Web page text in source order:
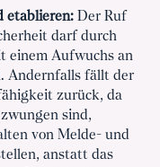
etablieren: Der Ruf
darf durch
einem Aufwuchs an
Andernfalls fällt der
zurück, da
sind,
von Melde- und
anstatt das